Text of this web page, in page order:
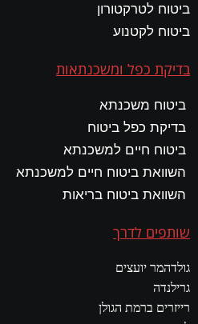
ביטוח לטרקטורון
ביטוח לקטנוע
בדיקת כפל ומשכנתאות
ביטוח משכנתא
בדיקת כפל ביטוח
ביטוח חיים למשכנתא
השוואת ביטוח חיים למשכנתא
השוואת ביטוח בריאות
שותפים לדרך
גולדהמר יועצים
גרילנדה
רייזרים ברמת הגולן